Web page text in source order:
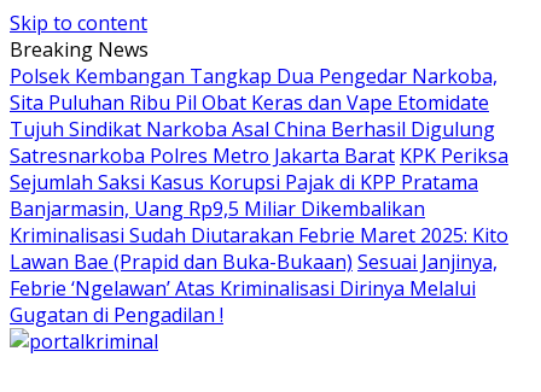
Skip to content
Breaking News
Polsek Kembangan Tangkap Dua Pengedar Narkoba,
Sita Puluhan Ribu Pil Obat Keras dan Vape Etomidate
Tujuh Sindikat Narkoba Asal China Berhasil Digulung
Satresnarkoba Polres Metro Jakarta Barat KPK Periksa
Sejumlah Saksi Kasus Korupsi Pajak di KPP Pratama
Banjarmasin, Uang Rp9,5 Miliar Dikembalikan
Kriminalisasi Sudah Diutarakan Febrie Maret 2025: Kito
Lawan Bae (Prapid dan Buka-Bukaan) Sesuai Janjinya,
Febrie ‘Ngelawan’ Atas Kriminalisasi Dirinya Melalui
Gugatan di Pengadilan !